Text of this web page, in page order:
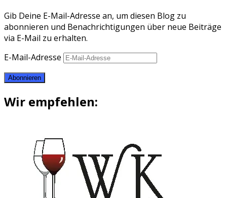
Gib Deine E-Mail-Adresse an, um diesen Blog zu
abonnieren und Benachrichtigungen über neue Beiträge
via E-Mail zu erhalten.
E-Mail-Adresse
Abonnieren
Wir empfehlen: